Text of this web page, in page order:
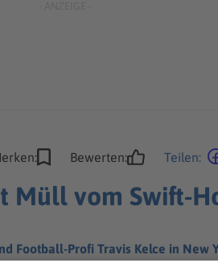
Bewerten: Teilen:
Müll vom Swift-
Football-Profi Travis Kelce in New